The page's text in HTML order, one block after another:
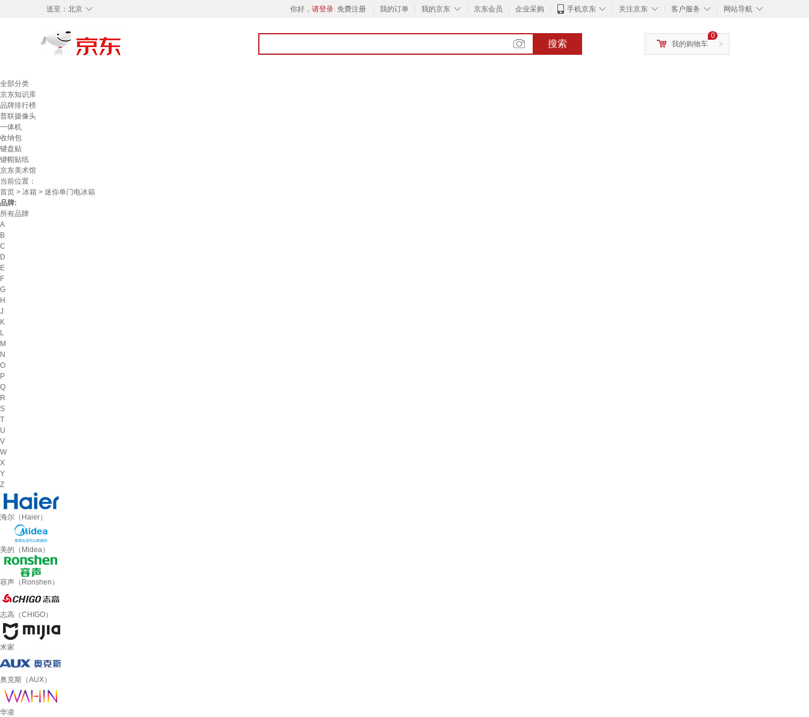
◇
送至： 北京 你好， 请登录 免费注册 我的订单 ◇
我的京东 京东会员 企业采购 ◇
手机京东 ◇
关注京东 ◇
客户服务 ◇
网站导航
搜索 >
0
我的购物车
全部分类
京东知识库
品牌排行榜
普联摄像头
一体机
收纳包
键盘贴
键帽贴纸
京东美术馆
当前位置：
首页 > 冰箱 > 迷你单门电冰箱
品牌:
所有品牌
A
B
C
D
E
F
G
H
J
K
L
M
N
O
P
Q
R
S
T
U
V
W
X
Y
Z
海尔（Haier）
美的（Midea）
容声（Ronshen）
志高（CHIGO）
米家
奥克斯（AUX）
华凌